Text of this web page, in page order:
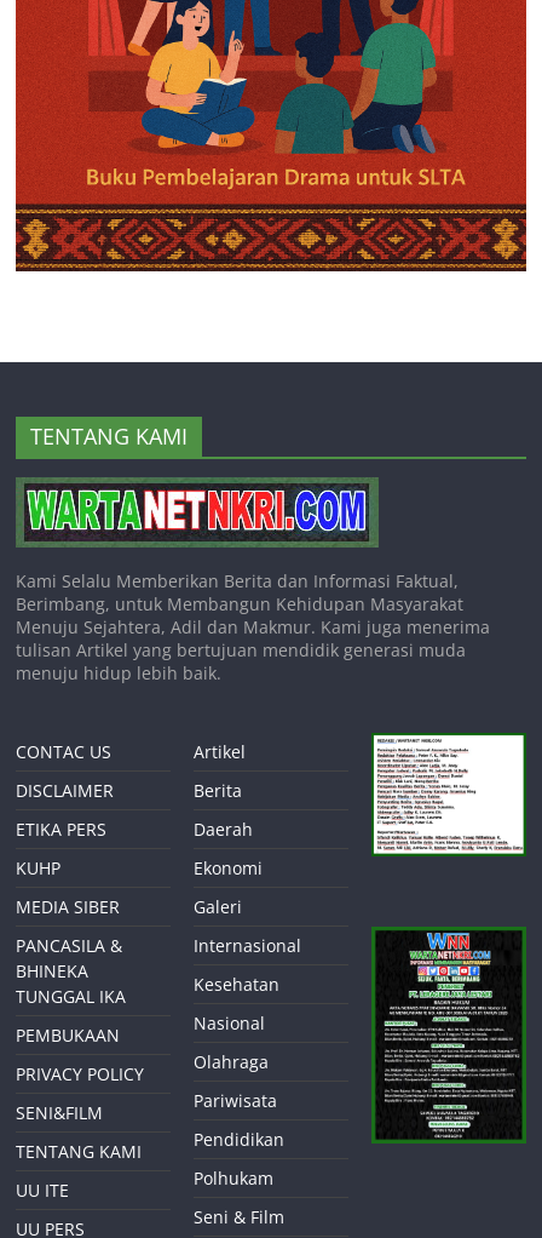
TENTANG KAMI
Kami Selalu Memberikan Berita dan Informasi Faktual,
Berimbang, untuk Membangun Kehidupan Masyarakat
Menuju Sejahtera, Adil dan Makmur. Kami juga menerima
tulisan Artikel yang bertujuan mendidik generasi muda
menuju hidup lebih baik.
CONTAC US
DISCLAIMER
ETIKA PERS
KUHP
MEDIA SIBER
PANCASILA &
BHINEKA
TUNGGAL IKA
PEMBUKAAN
PRIVACY POLICY
SENI&FILM
TENTANG KAMI
UU ITE
UU PERS
Artikel
Berita
Daerah
Ekonomi
Galeri
Internasional
Kesehatan
Nasional
Olahraga
Pariwisata
Pendidikan
Polhukam
Seni & Film